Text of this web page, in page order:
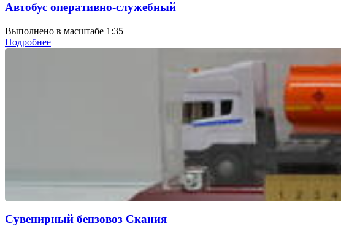
Автобус оперативно-служебный
Выполнено в масштабе 1:35
Подробнее
Сувенирный бензовоз Скания